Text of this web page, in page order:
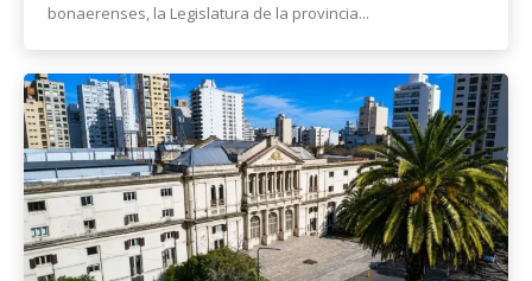
bonaerenses, la Legislatura de la provincia...